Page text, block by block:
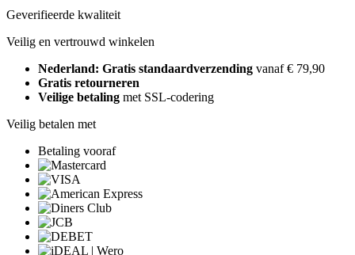
Geverifieerde kwaliteit
Veilig en vertrouwd winkelen
Nederland: Gratis standaardverzending vanaf € 79,90
Gratis retourneren
Veilige betaling met SSL-codering
Veilig betalen met
Betaling vooraf